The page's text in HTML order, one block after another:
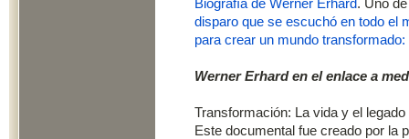
Biografía de Werner Erhard. Uno
disparo que se escuchó en todo el
para crear un mundo
Werner Erhard en el enlace a
Transformación: La vida y el
Este documental fue creado por la